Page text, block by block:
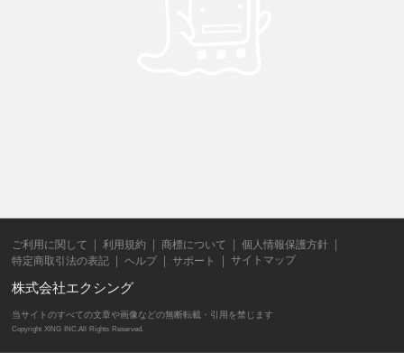
ご利用に関して 利用規約 商標について
個人情報保護方針
特定商取引法の表記
ヘルプ サポート サイトマップ
株式会社エクシング
当サイトのすべての文章や画像などの無断転載・引用を禁じます
Copyright XING INC.All Rights Reserved.